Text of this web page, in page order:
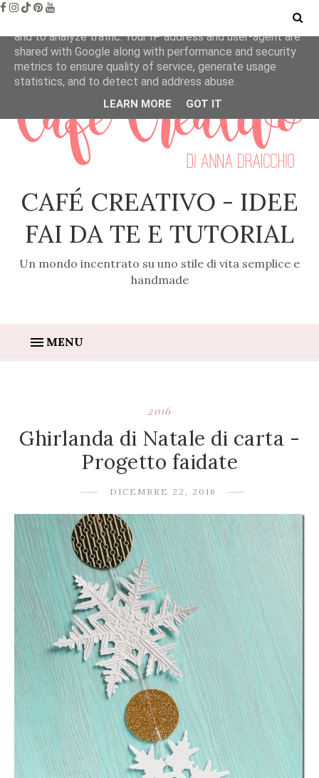
CAFÉ CREATIVO - IDEE
FAI DA TE E TUTORIAL
Un mondo incentrato su uno stile di vita semplice e
handmade
MENU
2016
Ghirlanda di Natale di carta -
Progetto faidate
DICEMBRE 22, 2016
This site uses cookies from Google to deliver its services
and to analyze traffic. Your IP address and user-agent are
shared with Google along with performance and security
metrics to ensure quality of service, generate usage
statistics, and to detect and address abuse.
LEARN MORE GOT IT